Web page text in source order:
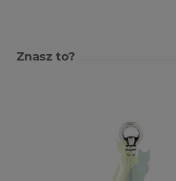
Znasz to?